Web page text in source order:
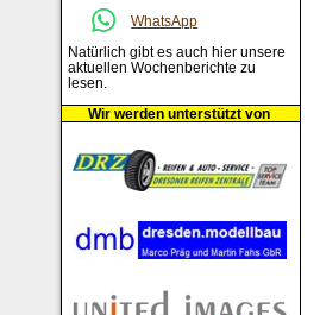
WhatsApp
Natürlich gibt es auch hier unsere
aktuellen Wochenberichte zu
lesen.
Wir werden unterstützt von